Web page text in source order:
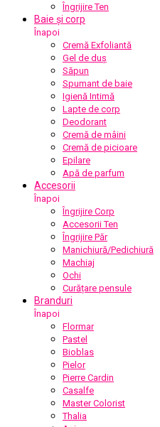
Îngrijire Ten
Baie și corp
Înapoi
Cremă Exfoliantă
Gel de duș
Săpun
Spumant de baie
Igienă Intimă
Lapte de corp
Deodorant
Cremă de mâini
Cremă de picioare
Epilare
Apă de parfum
Accesorii
Înapoi
Îngrijire Corp
Accesorii Ten
Îngrijire Păr
Manichiură/Pedichiură
Machiaj
Ochi
Curățare pensule
Branduri
Înapoi
Flormar
Pastel
Bioblas
Pielor
Pierre Cardin
Casalfe
Master Colorist
Thalia